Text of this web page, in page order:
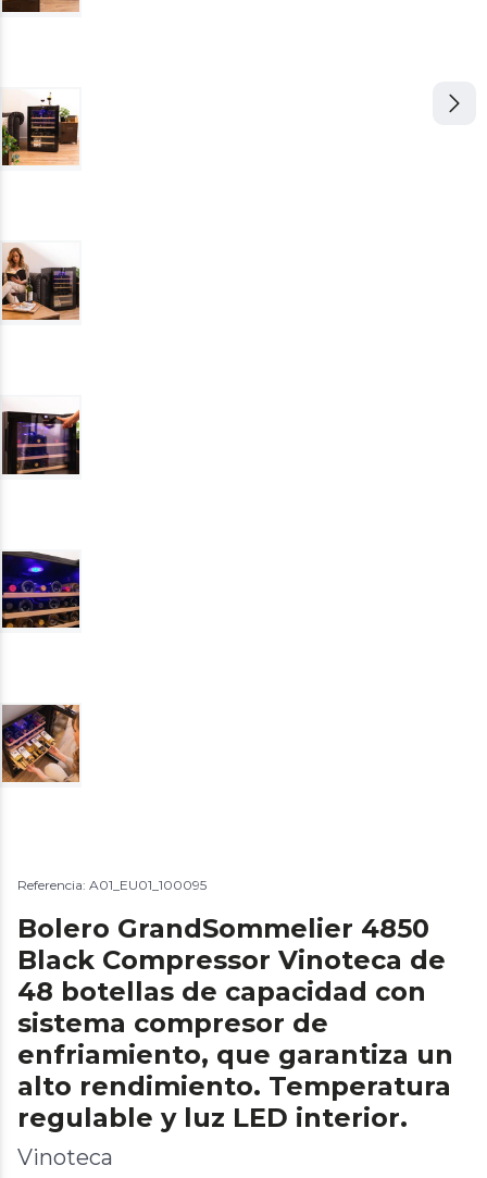
Referencia: A01_EU01_100095
Bolero GrandSommelier 4850
Black Compressor Vinoteca de
48 botellas de capacidad con
sistema compresor de
enfriamiento, que garantiza un
alto rendimiento. Temperatura
regulable y luz LED interior.
Vinoteca